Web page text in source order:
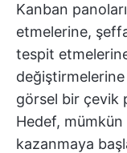
Kanban
etmelerine,
tespit
değiştirmelerine
görsel bir çevik
Hedef, mümkün
kazanmaya